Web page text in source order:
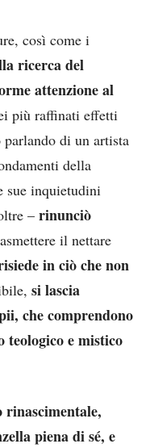
così come i
ricerca del
attenzione al
più raffinati effetti
di un artista
della
sue inquietudini
– rinunciò
il nettare
in ciò che non
si lascia
che comprendono
teologico e mistico
rinascimentale,
piena di sé, e